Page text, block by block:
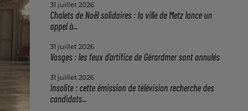
31 juillet 2026
Chalets de Noël solidaires : la ville de Metz lance un
appel à...
31 juillet 2026
Vosges : les feux d’artifice de Gérardmer sont annulés
31 juillet 2026
Insolite : cette émission de télévision recherche des
candidats...